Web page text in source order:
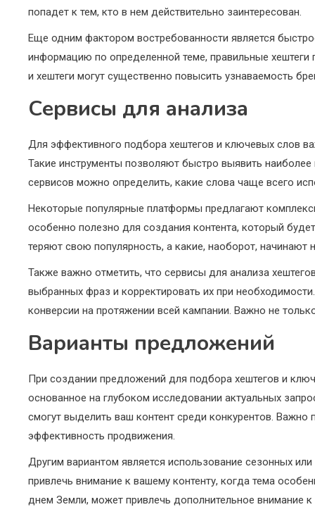
попадет к тем, кто в нем действительно заинтересован.
Еще одним фактором востребованности является
информацию по определенной теме, правильные
и хештеги могут существенно повысить узнаваемость
Сервисы для анализа
Для эффективного подбора хештегов и ключевых слов
Такие инструменты позволяют быстро выявить
сервисов можно определить, какие слова чаще всего
Некоторые популярные платформы предлагают
особенно полезно для создания контента, который
теряют свою популярность, а какие, наоборот, начинают
Также важно отметить, что сервисы для анализа
выбранных фраз и корректировать их при
конверсии на протяжении всей кампании. Важно не
Варианты предложений
При создании предложений для подбора хештегов и
основанное на глубоком исследовании актуальных
смогут выделить ваш контент среди конкурентов.
эффективность продвижения.
Другим вариантом является использование сезонных
привлечь внимание к вашему контенту, когда тема
днем Земли, может привлечь дополнительное внимание